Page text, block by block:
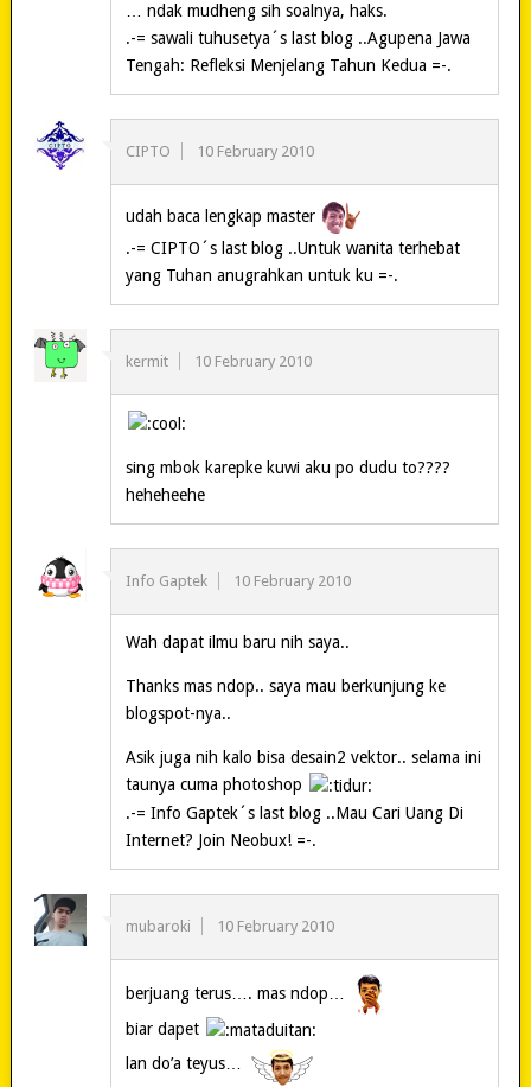
… ndak mudheng sih soalnya, haks.
.-= sawali tuhusetya´s last blog ..Agupena Jawa
Tengah: Refleksi Menjelang Tahun Kedua =-.
CIPTO 10 February 2010
udah baca lengkap master
.-= CIPTO´s last blog ..Untuk wanita terhebat
yang Tuhan anugrahkan untuk ku =-.
kermit 10 February 2010
sing mbok karepke kuwi aku po dudu to????
heheheehe
Info Gaptek 10 February 2010
Wah dapat ilmu baru nih saya..
Thanks mas ndop.. saya mau berkunjung ke
blogspot-nya..
Asik juga nih kalo bisa desain2 vektor.. selama ini
taunya cuma photoshop
.-= Info Gaptek´s last blog ..Mau Cari Uang Di
Internet? Join Neobux! =-.
mubaroki 10 February 2010
berjuang terus…. mas ndop…
biar dapet
lan do’a teyus…